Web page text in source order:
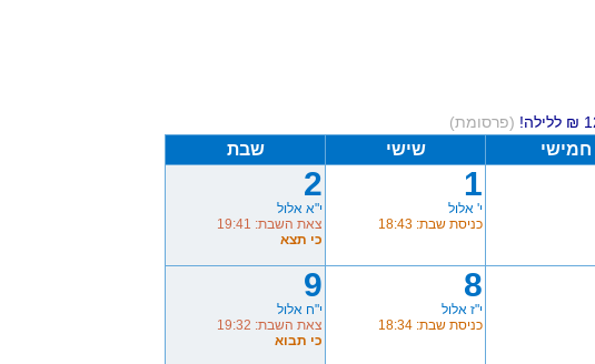
(פרסומת)
חמישי שישי שבת
1
י' אלול
כניסת שבת: 18:43
2
י"א אלול
צאת השבת: 19:41
כי תצא
8
י"ז אלול
כניסת שבת: 18:34
9
י"ח אלול
צאת השבת: 19:32
כי תבוא